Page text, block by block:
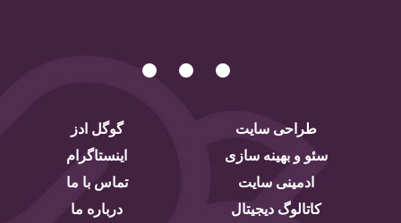
طراحی سایت
سئو و بهینه سازی
ادمینی سایت
کاتالوگ دیجیتال
گوگل ادز
اینستاگرام
تماس با ما
درباره ما